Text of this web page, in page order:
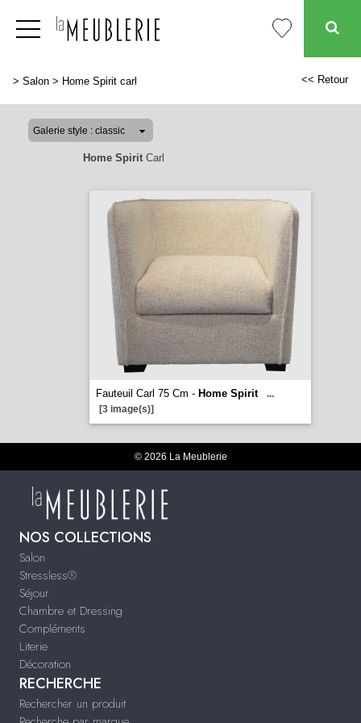
> Salon > Home Spirit carl << Retour
Home SpiritCarl
Fauteuil Carl 75 Cm - Home Spirit
...
[3 image(s)]
© 2026 La Meublerie
NOS COLLECTIONS
Salon
Stressless®
Séjour
Chambre et Dressing
Compléments
Literie
Décoration
RECHERCHE
Rechercher un produit